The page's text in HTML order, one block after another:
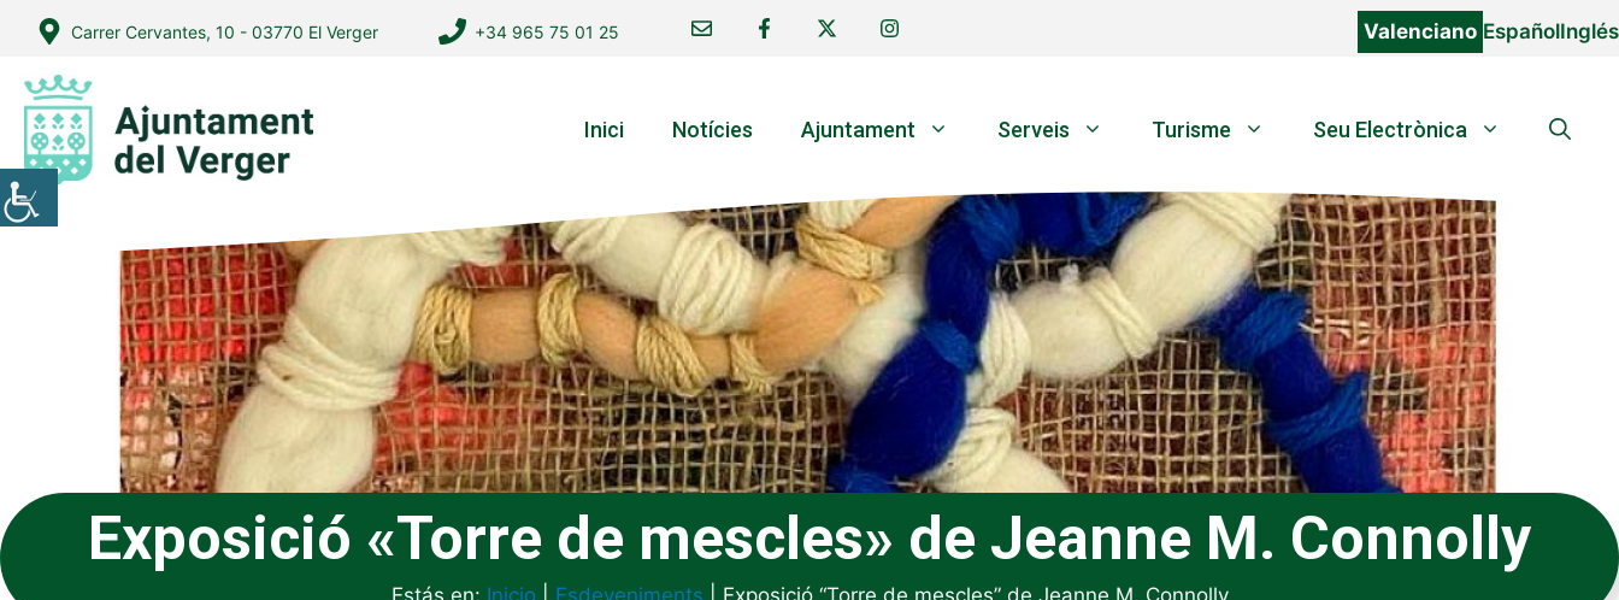
contingut
Carrer Cervantes, 10 - 03770 El Verger +34 965 75 01 25 Valenciano EspañolInglés
Inici Notícies Ajuntament Serveis Turisme Seu Electrònica
Exposició «Torre de mescles» de Jeanne M. Connolly
Estás en: Inicio| Esdeveniments Exposició “Torre de mescles” de Jeanne M. Connolly